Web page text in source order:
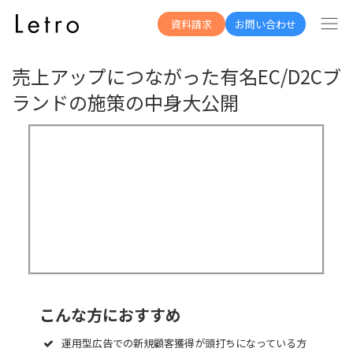
資料請求 お問い合わせ
資料一覧へ
売上アップにつながった有名EC/D2Cブ
ランドの施策の中身大公開
こんな方におすすめ
運用型広告での新規顧客獲得が頭打ちになっている方